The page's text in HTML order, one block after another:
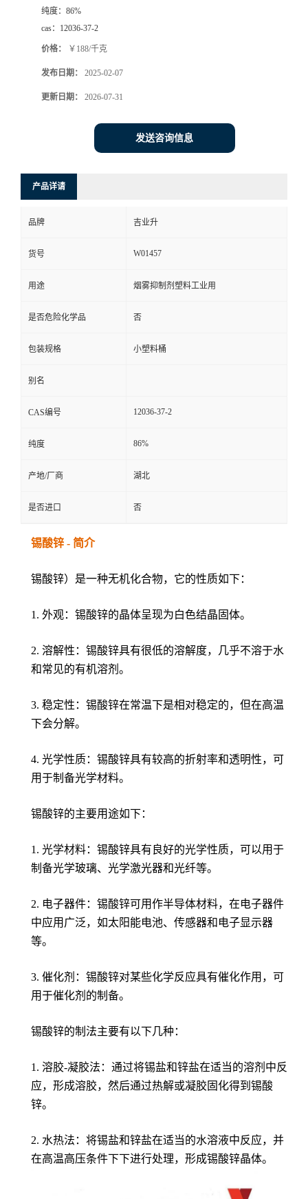
纯度： 86%
cas： 12036-37-2
价格： ￥188/千克
发布日期： 2025-02-07
更新日期： 2026-07-31
发送咨询信息
产品详请
品牌 吉业升
货号 W01457
用途 烟雾抑制剂塑料工业用
是否危险化学品 否
包装规格 小塑料桶
别名
CAS编号 12036-37-2
纯度 86%
产地/厂商 湖北
是否进口 否
锡酸锌 - 简介
锡酸锌）是一种无机化合物，它的性质如下：
1. 外观：锡酸锌的晶体呈现为白色结晶固体。
2. 溶解性：锡酸锌具有很低的溶解度，几乎不溶于水
和常见的有机溶剂。
3. 稳定性：锡酸锌在常温下是相对稳定的，但在高温
下会分解。
4. 光学性质：锡酸锌具有较高的折射率和透明性，可
用于制备光学材料。
锡酸锌的主要用途如下：
1. 光学材料：锡酸锌具有良好的光学性质，可以用于
制备光学玻璃、光学激光器和光纤等。
2. 电子器件：锡酸锌可用作半导体材料，在电子器件
中应用广泛，如太阳能电池、传感器和电子显示器
等。
3. 催化剂：锡酸锌对某些化学反应具有催化作用，可
用于催化剂的制备。
锡酸锌的制法主要有以下几种：
1. 溶胶-凝胶法：通过将锡盐和锌盐在适当的溶剂中反
应，形成溶胶，然后通过热解或凝胶固化得到锡酸
锌。
2. 水热法：将锡盐和锌盐在适当的水溶液中反应，并
在高温高压条件下下进行处理，形成锡酸锌晶体。